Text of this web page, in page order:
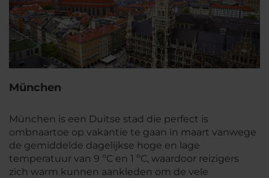
München
München is een Duitse stad die perfect is
ombnaartoe op vakantie te gaan in maart vanwege
de gemiddelde dagelijkse hoge en lage
temperatuur van 9 ºC en 1 ºC, waardoor reizigers
zich warm kunnen aankleden om de vele